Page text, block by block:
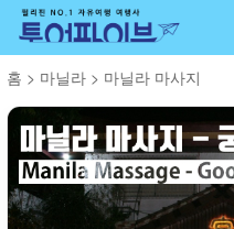
홈 > 마닐라 > 마닐라 마사지